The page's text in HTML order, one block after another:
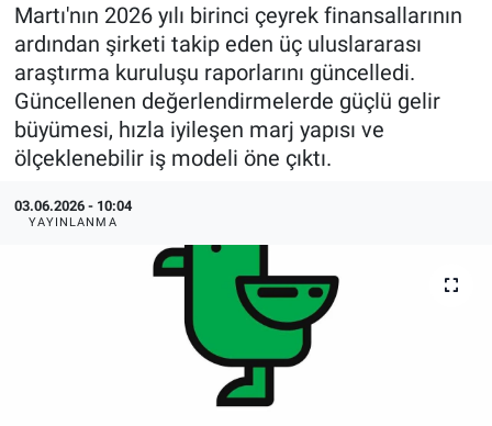
Martı'nın 2026 yılı birinci çeyrek finansallarının
ardından şirketi takip eden üç uluslararası
araştırma kuruluşu raporlarını güncelledi.
Güncellenen değerlendirmelerde güçlü gelir
büyümesi, hızla iyileşen marj yapısı ve
ölçeklenebilir iş modeli öne çıktı.
03.06.2026 - 10:04
YAYINLANMA
Haber Arşivi